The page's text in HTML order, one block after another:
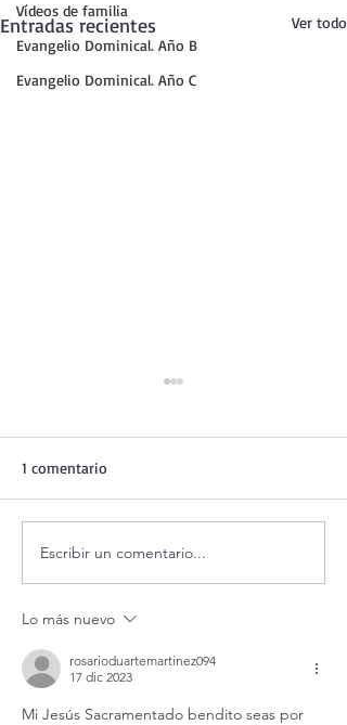
Vídeos de familia
Evangelio Dominical. Año B
Evangelio Dominical. Año C
Entradas recientes Ver todo
Adoración al Santísimo en
vivo.
1 comentario
Escribir un comentario...
Lo más nuevo
rosarioduartemartinez094
17 dic 2023
Mi Jesús Sacramentado bendito seas por